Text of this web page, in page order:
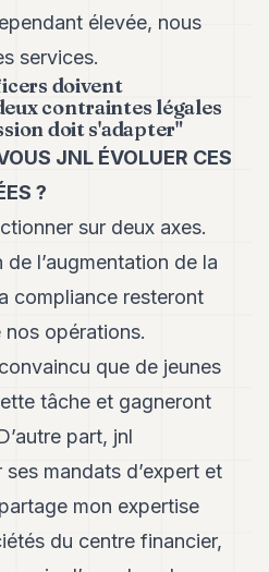
élevée, nous
services.
doivent
contraintes légales
doit s'adapter"
JNL ÉVOLUER CES
?
sur deux axes.
de l’augmentation de la
compliance resteront
opérations.
que de jeunes
tâche et gagneront
part, jnl
mandats d’expert et
mon expertise
du centre financier,